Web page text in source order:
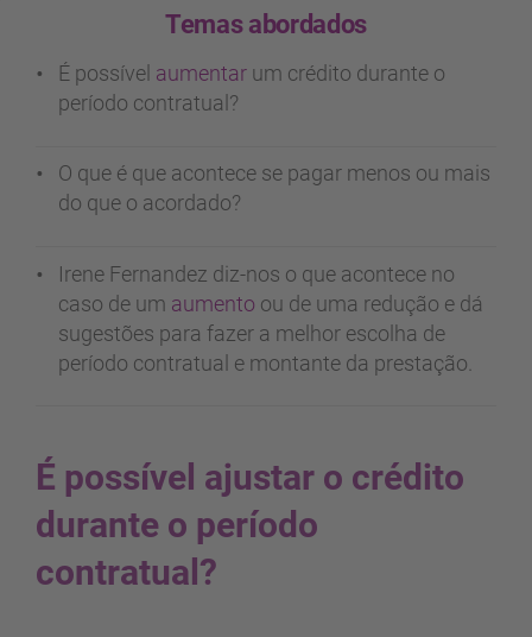
Temas abordados
É possível aumentar um crédito durante o
período contratual?
O que é que acontece se pagar menos ou mais
do que o acordado?
Irene Fernandez diz-nos o que acontece no
caso de um aumento ou de uma redução e dá
sugestões para fazer a melhor escolha de
período contratual e montante da prestação.
É possível ajustar o crédito
durante o período
contratual?